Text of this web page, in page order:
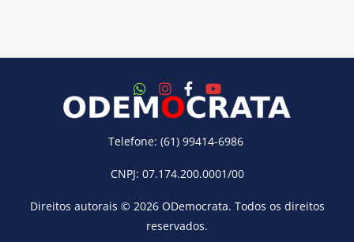
Telefone: (61) 99414-6986
CNPJ: 07.174.200.0001/00
Direitos autorais © 2026 ODemocrata. Todos os direitos
reservados.